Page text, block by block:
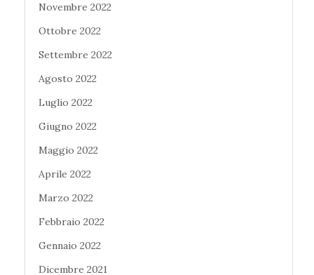
Novembre 2022
Ottobre 2022
Settembre 2022
Agosto 2022
Luglio 2022
Giugno 2022
Maggio 2022
Aprile 2022
Marzo 2022
Febbraio 2022
Gennaio 2022
Dicembre 2021